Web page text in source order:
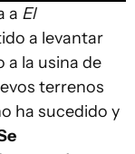
a El
a levantar
a la usina de
terrenos
ha sucedido y